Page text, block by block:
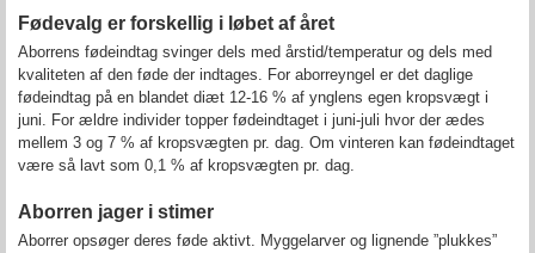
Fødevalg er forskellig i løbet af året
Aborrens fødeindtag svinger dels med årstid/temperatur og dels med
kvaliteten af den føde der indtages. For aborreyngel er det daglige
fødeindtag på en blandet diæt 12-16 % af ynglens egen kropsvægt i
juni. For ældre individer topper fødeindtaget i juni-juli hvor der ædes
mellem 3 og 7 % af kropsvægten pr. dag. Om vinteren kan fødeindtaget
være så lavt som 0,1 % af kropsvægten pr. dag.
Aborren jager i stimer
Aborrer opsøger deres føde aktivt. Myggelarver og lignende ”plukkes”